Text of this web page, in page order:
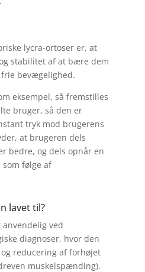
lycra-ortoser er, at
stabilitet af at bære dem
bevægelighed.
eksempel, så fremstilles
bruger, så den er
tryk mod brugerens
at brugeren dels
bedre, og dels opnår en
følge af
lavet til?
ved
diagnoser, hvor den
reducering af forhøjet
muskelspænding).